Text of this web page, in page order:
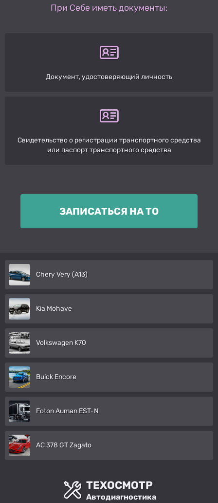
При Себе иметь документы:
Документ, удостоверяющий личность
Свидетельство о регистрации транспортного средства
или паспорт транспортного средства
ЗАПИСАТЬСЯ НА ТО
Chery Very (A13)
Kia Mohave
Volkswagen K70
Buick Encore
Foton Auman EST-N
AC 378 GT Zagato
ТЕХОСМОТР
Автодиагностика